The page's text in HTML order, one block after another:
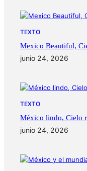
TEXTO
Mexico Beautiful,
junio 24, 2026
TEXTO
México lindo, Cielo
junio 24, 2026